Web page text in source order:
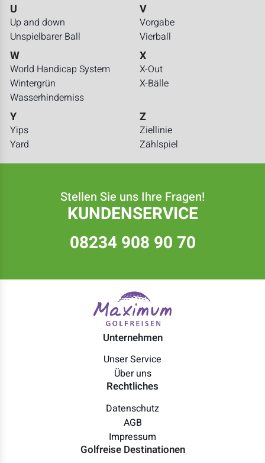
U
Up and down
Unspielbarer Ball
V
Vorgabe
Vierball
W
World Handicap System
Wintergrün
Wasserhinderniss
X
X-Out
X-Bälle
Y
Yips
Yard
Z
Ziellinie
Zählspiel
Stellen Sie uns Ihre Fragen!
KUNDENSERVICE
08234 908 90 70
Unternehmen
Unser Service
Über uns
Rechtliches
Datenschutz
AGB
Impressum
Golfreise Destinationen